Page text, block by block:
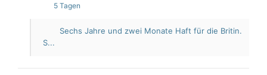
5 Tagen
Sechs Jahre und zwei Monate Haft für die Britin.
S...